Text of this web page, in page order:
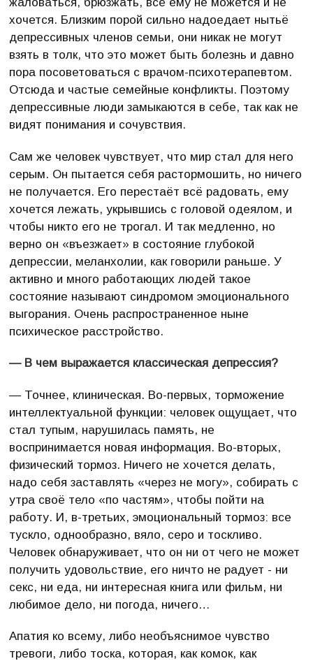
жаловаться, брюзжать, всё ему не можется и не
хочется. Близким порой сильно надоедает нытьё
депрессивных членов семьи, они никак не могут
взять в толк, что это может быть болезнь и давно
пора посоветоваться с врачом-психотерапевтом.
Отсюда и частые семейные конфликты. Поэтому
депрессивные люди замыкаются в себе, так как не
видят понимания и сочувствия.
Сам же человек чувствует, что мир стал для него
серым. Он пытается себя растормошить, но ничего
не получается. Его перестаёт всё радовать, ему
хочется лежать, укрывшись с головой одеялом, и
чтобы никто его не трогал. И так медленно, но
верно он «въезжает» в состояние глубокой
депрессии, меланхолии, как говорили раньше. У
активно и много работающих людей такое
состояние называют синдромом эмоционального
выгорания. Очень распространенное ныне
психическое расстройство.
— В чем выражается классическая депрессия?
— Точнее, клиническая. Во-первых, торможение
интеллектуальной функции: человек ощущает, что
стал тупым, нарушилась память, не
воспринимается новая информация. Во-вторых,
физический тормоз. Ничего не хочется делать,
надо себя заставлять «через не могу», собирать с
утра своё тело «по частям», чтобы пойти на
работу. И, в-третьих, эмоциональный тормоз: все
тускло, однообразно, вяло, серо и тоскливо.
Человек обнаруживает, что он ни от чего не может
получить удовольствие, его ничто не радует - ни
секс, ни еда, ни интересная книга или фильм, ни
любимое дело, ни погода, ничего…
Апатия ко всему, либо необъяснимое чувство
тревоги, либо тоска, которая, как комок, как